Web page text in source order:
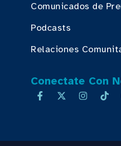
Comunicados de
Podcasts
Relaciones
Conectate Con